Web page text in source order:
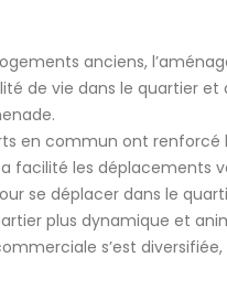
anciens,
de vie dans le quartier
en commun ont
facilité les déplacements
se déplacer dans le
plus dynamique et
s’est